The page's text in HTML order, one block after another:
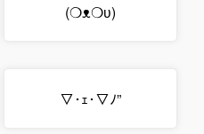
(❍ᴥ❍ʋ)
▽･ｪ･▽ﾉ”